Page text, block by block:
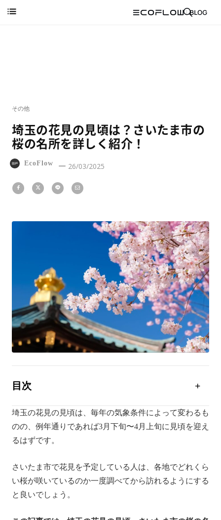
その他
埼玉の花見の見頃は？さいたま市の
桜の名所を詳しく紹介！
EcoFlow 26/03/2025
目次
さいたま市の桜の名所
花見客が守るべき桜の扱い方
埼玉の花見でよくある質問
まとめ
埼玉の花見の見頃は、毎年の気象条件によって変わるも
のの、例年通りであれば3月下旬〜4月上旬に見頃を迎え
るはずです。
さいたま市で花見を予定している人は、各地でどれくら
い桜が咲いているのか一度調べてから訪れるようにする
と良いでしょう。